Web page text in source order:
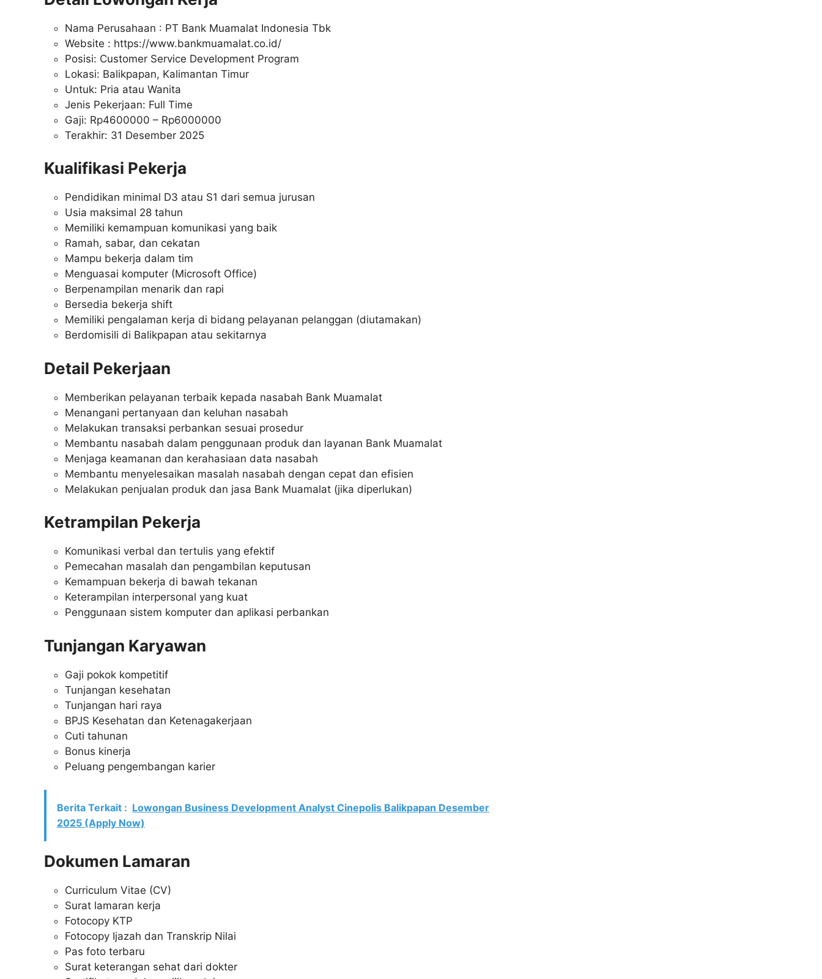
Nama Perusahaan : PT Bank Muamalat Indonesia Tbk
Website : https://www.bankmuamalat.co.id/
Posisi: Customer Service Development Program
Lokasi: Balikpapan, Kalimantan Timur
Untuk: Pria atau Wanita
Jenis Pekerjaan: Full Time
Gaji: Rp4600000 – Rp6000000
Terakhir: 31 Desember 2025
Kualifikasi Pekerja
Pendidikan minimal D3 atau S1 dari semua jurusan
Usia maksimal 28 tahun
Memiliki kemampuan komunikasi yang baik
Ramah, sabar, dan cekatan
Mampu bekerja dalam tim
Menguasai komputer (Microsoft Office)
Berpenampilan menarik dan rapi
Bersedia bekerja shift
Memiliki pengalaman kerja di bidang pelayanan pelanggan (diutamakan)
Berdomisili di Balikpapan atau sekitarnya
Detail Pekerjaan
Memberikan pelayanan terbaik kepada nasabah Bank Muamalat
Menangani pertanyaan dan keluhan nasabah
Melakukan transaksi perbankan sesuai prosedur
Membantu nasabah dalam penggunaan produk dan layanan Bank Muamalat
Menjaga keamanan dan kerahasiaan data nasabah
Membantu menyelesaikan masalah nasabah dengan cepat dan efisien
Melakukan penjualan produk dan jasa Bank Muamalat (jika diperlukan)
Ketrampilan Pekerja
Komunikasi verbal dan tertulis yang efektif
Pemecahan masalah dan pengambilan keputusan
Kemampuan bekerja di bawah tekanan
Keterampilan interpersonal yang kuat
Penggunaan sistem komputer dan aplikasi perbankan
Tunjangan Karyawan
Gaji pokok kompetitif
Tunjangan kesehatan
Tunjangan hari raya
BPJS Kesehatan dan Ketenagakerjaan
Cuti tahunan
Bonus kinerja
Peluang pengembangan karier
Berita Terkait : Lowongan Business Development Analyst Cinepolis Balikpapan Desember
2025 (Apply Now)
Dokumen Lamaran
Curriculum Vitae (CV)
Surat lamaran kerja
Fotocopy KTP
Fotocopy Ijazah dan Transkrip Nilai
Pas foto terbaru
Surat keterangan sehat dari dokter